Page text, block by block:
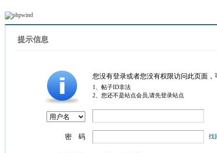
提示信息
您没有登录或者您没有权限访问此页面
1、帖子ID非法
2、您还不是站点会员,请先登录站点
密 码 找